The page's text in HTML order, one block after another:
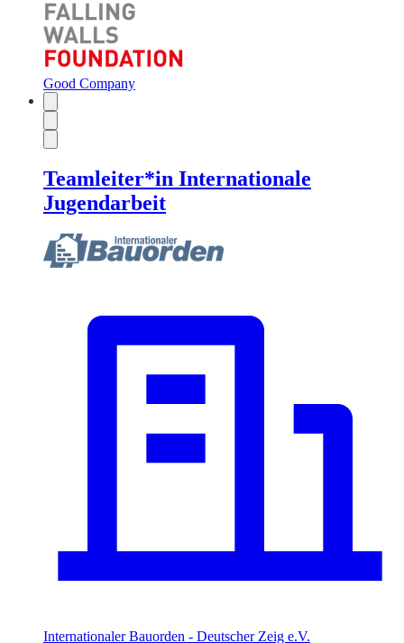
Good Company
Teamleiter*in Internationale
Jugendarbeit
Internationaler Bauorden - Deutscher Zeig e.V.